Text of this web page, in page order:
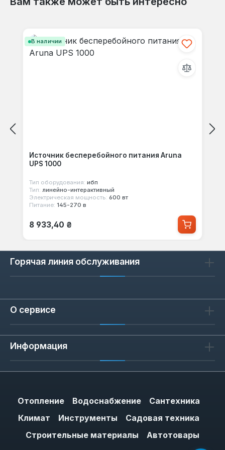
В наличии
Источник бесперебойного питания Aruna
UPS 1000
Тип оборудования: ибп
Тип: линейно-интерактивный
Электрическая мощность: 600 вт
Питание: 145-270 в
Обычная цена:
8 933,40 ₴
Горячая линия обслуживания
О сервисе
Информация
Отопление Водоснабжение
Сантехника
Климат
Инструменты
Садовая техника
Строительные материалы
Автотовары